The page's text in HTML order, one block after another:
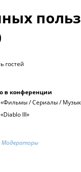
гостей
в конференции
/ Сериалы /
III»
Модераторы